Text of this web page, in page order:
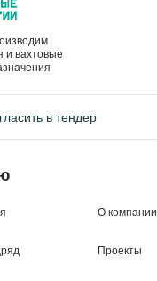
и вахтовые
в тендер
О компании
Проекты